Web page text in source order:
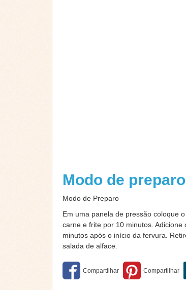
Modo de preparo
Modo de Preparo
Em uma panela de pressão coloque
carne e frite por 10 minutos.
minutos após o início da fervura.
salada de alface.